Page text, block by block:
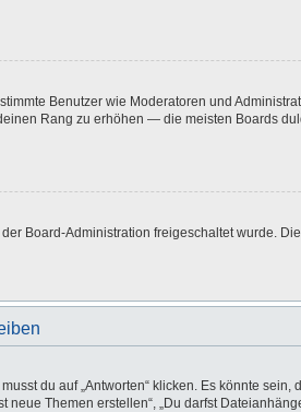
Benutzer wie Moderatoren und
Rang zu erhöhen — die meisten Boards
Board-Administration freigeschaltet wurde.
du auf „Antworten“ klicken. Es könnte
Themen erstellen“, „Du darfst